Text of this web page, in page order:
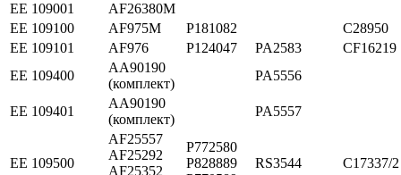
ЕЕ 109001
AF26380M
ЕЕ 109100
AF975M P181082
C28950
ЕЕ 109101
AF976 P124047 PA2583
CF16219
ЕЕ 109400
AA90190
(комплект)
PA5556
ЕЕ 109401
AA90190
(комплект)
PA5557
ЕЕ 109500
AF25557
AF25292
AF25352
P772580
P828889
RS3544 C17337/2